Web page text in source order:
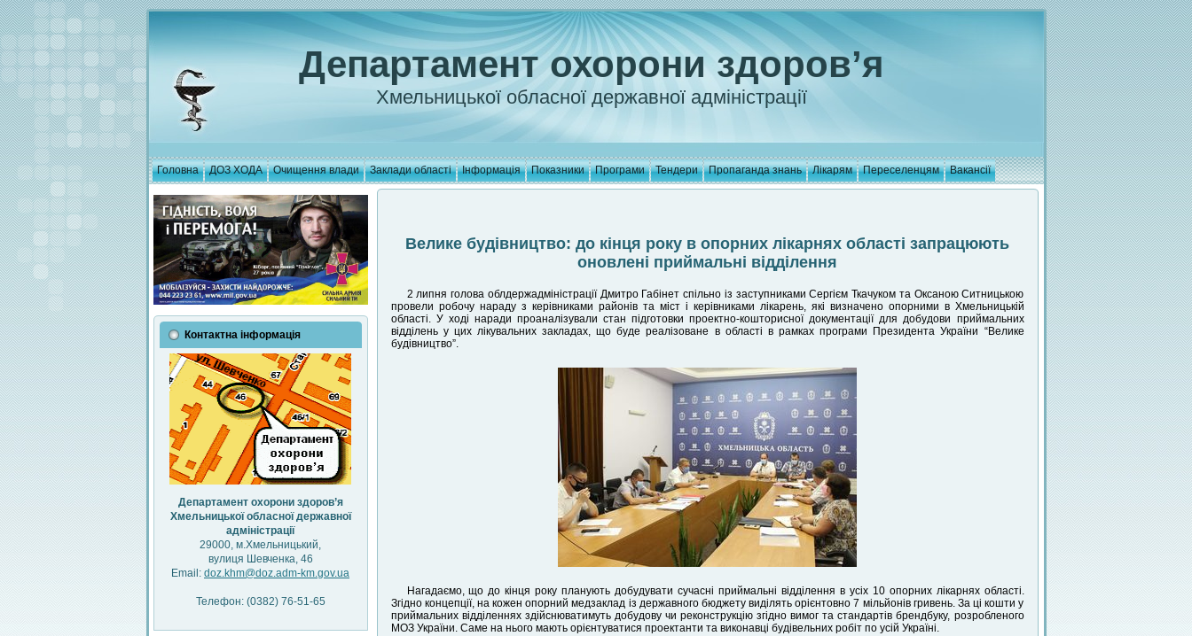
Департамент охорони здоров’я
Хмельницької обласної державної адміністрації
Головна ДОЗ ХОДА Очищення влади Заклади області Інформація Показники Програми Тендери Пропаганда знань Лікарям Переселенцям Вакансії
Контактна інформація
Департамент охорони здоров’я
Хмельницької обласної державної
адміністрації
29000, м.Хмельницький,
вулиця Шевченка, 46
Email: doz.khm@doz.adm-km.gov.ua
Телефон: (0382) 76-51-65
Велике будівництво: до кінця року в опорних лікарнях області запрацюють
оновлені приймальні відділення
2 липня голова облдержадміністрації Дмитро Габінет спільно із заступниками Сергієм Ткачуком та Оксаною Ситницькою
провели робочу нараду з керівниками районів та міст і керівниками лікарень, які визначено опорними в Хмельницькій
області. У ході наради проаналізували стан підготовки проектно-кошторисної документації для добудови приймальних
відділень у цих лікувальних закладах, що буде реалізоване в області в рамках програми Президента України “Велике
будівництво”.
Нагадаємо, що до кінця року планують добудувати сучасні приймальні відділення в усіх 10 опорних лікарнях області.
Згідно концепції, на кожен опорний медзаклад із державного бюджету виділять орієнтовно 7 мільйонів гривень. За ці кошти у
приймальних відділеннях здійснюватимуть добудову чи реконструкцію згідно вимог та стандартів брендбуку, розробленого
МОЗ України. Саме на нього мають орієнтуватися проектанти та виконавці будівельних робіт по усій Україні.